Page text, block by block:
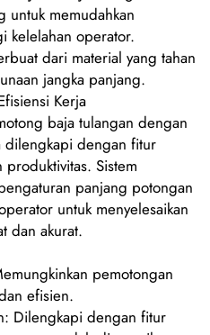
untuk memudahkan
kelelahan operator.
dari material yang tahan
jangka panjang.
Kerja
baja tulangan dengan
dengan fitur
Sistem
panjang potongan
untuk menyelesaikan
dan akurat.
pemotongan
efisien.
Dilengkapi dengan fitur